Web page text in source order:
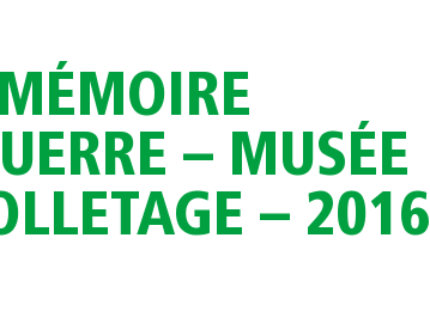
– MUSÉE
– 2016